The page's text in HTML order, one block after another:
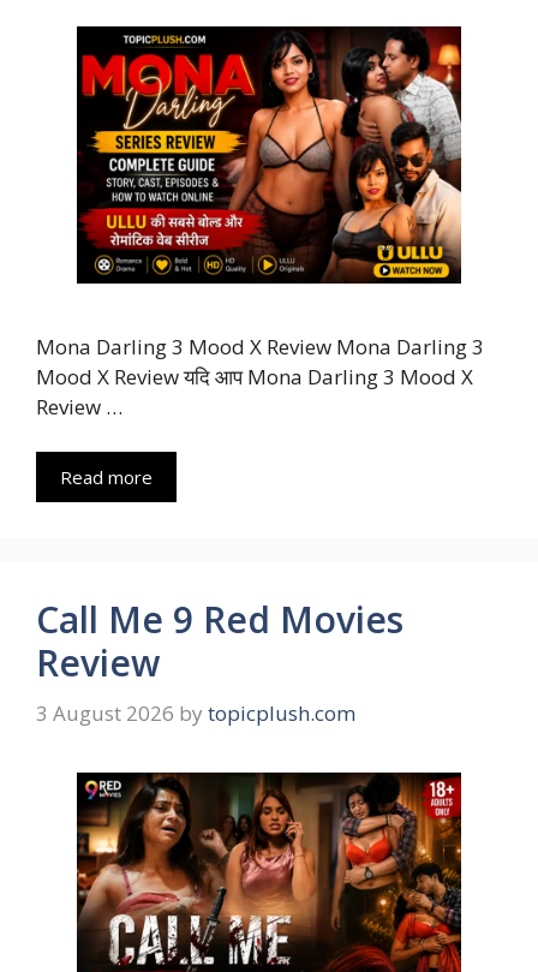
Mona Darling 3 Mood X Review Mona Darling 3
Mood X Review यदि आप Mona Darling 3 Mood X
Review …
Read more
Call Me 9 Red Movies
Review
3 August 2026 by topicplush.com